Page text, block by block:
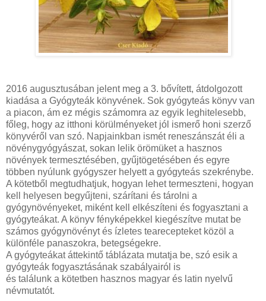
2016 augusztusában jelent meg a 3. bővített, átdolgozott
kiadása a Gyógyteák könyvének. Sok gyógyteás könyv van
a piacon, ám ez mégis számomra az egyik leghitelesebb,
főleg, hogy az itthoni körülményeket jól ismerő honi szerző
könyvéről van szó. Napjainkban ismét reneszánszát éli a
növénygyógyászat, sokan lelik örömüket a hasznos
növények termesztésében, gyűjtögetésében és egyre
többen nyúlunk gyógyszer helyett a gyógyteás szekrénybe.
A kötetből megtudhatjuk, hogyan lehet termeszteni, hogyan
kell helyesen begyűjteni, szárítani és tárolni a
gyógynövényeket, miként kell elkészíteni és fogyasztani a
gyógyteákat. A könyv fényképekkel kiegészítve mutat be
számos gyógynövényt és ízletes tearecepteket közöl a
különféle panaszokra, betegségekre.
A gyógyteákat áttekintő táblázata mutatja be, szó esik a
gyógyteák fogyasztásának szabályairól is
és találunk a kötetben hasznos magyar és latin nyelvű
névmutatót.